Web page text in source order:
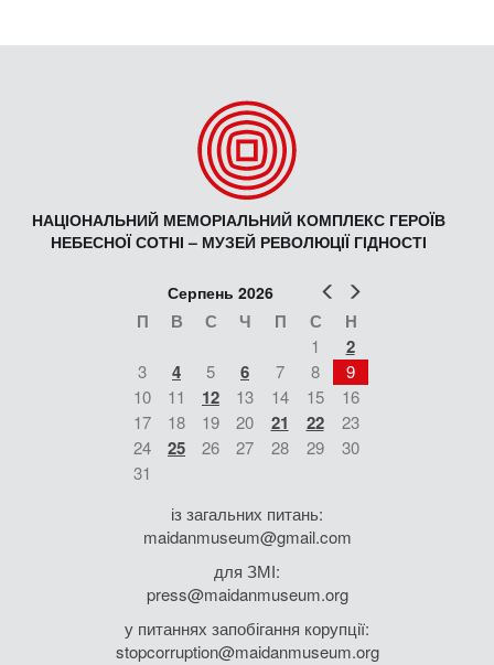
НАЦІОНАЛЬНИЙ МЕМОРІАЛЬНИЙ КОМПЛЕКС ГЕРОЇВ
НЕБЕСНОЇ СОТНІ – МУЗЕЙ РЕВОЛЮЦІЇ ГІДНОСТІ
Попер
Серпень 2026
П В С Ч П С Н
1 2
3 4 5 6 7 8
9
10
11 12 13 14 15
16
17
18 19 20 21 22
23
24
25 26 27 28 29
30
31
із загальних питань:
maidanmuseum@gmail.com
для ЗМІ:
press@maidanmuseum.org
у питаннях запобігання корупції:
stopcorruption@maidanmuseum.org